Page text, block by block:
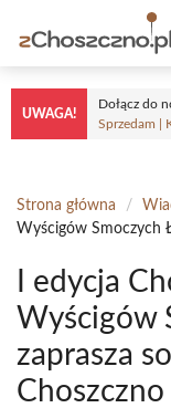
treści
UWAGA!
Dołącz do
Sprzedam |
Strona główna /
Wyścigów Smoczych
I edycja
Wyścigów
zaprasza
Choszczno